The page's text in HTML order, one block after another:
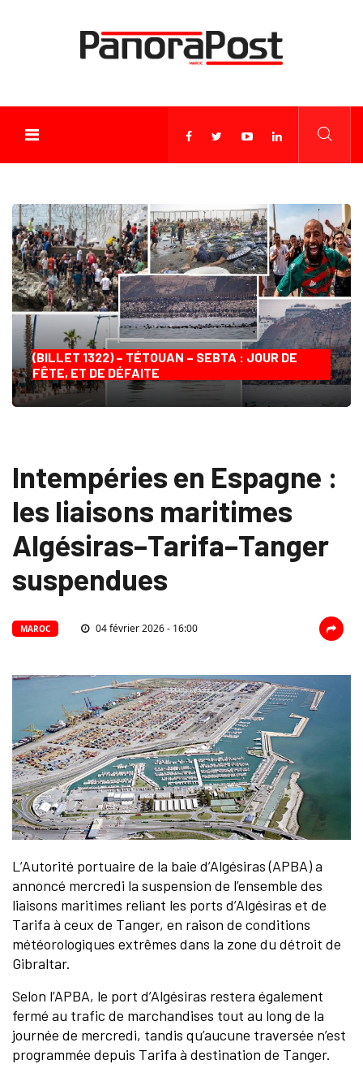
(BILLET 1322) – TÉTOUAN – SEBTA : JOUR DE
FÊTE, ET DE DÉFAITE
Intempéries en Espagne :
les liaisons maritimes
Algésiras–Tarifa–Tanger
suspendues
MAROC 04 février 2026 - 16:00
L’Autorité portuaire de la baie d’Algésiras (APBA) a
annoncé mercredi la suspension de l’ensemble des
liaisons maritimes reliant les ports d’Algésiras et de
Tarifa à ceux de Tanger, en raison de conditions
météorologiques extrêmes dans la zone du détroit de
Gibraltar.
Selon l’APBA, le port d’Algésiras restera également
fermé au trafic de marchandises tout au long de la
journée de mercredi, tandis qu’aucune traversée n’est
programmée depuis Tarifa à destination de Tanger.